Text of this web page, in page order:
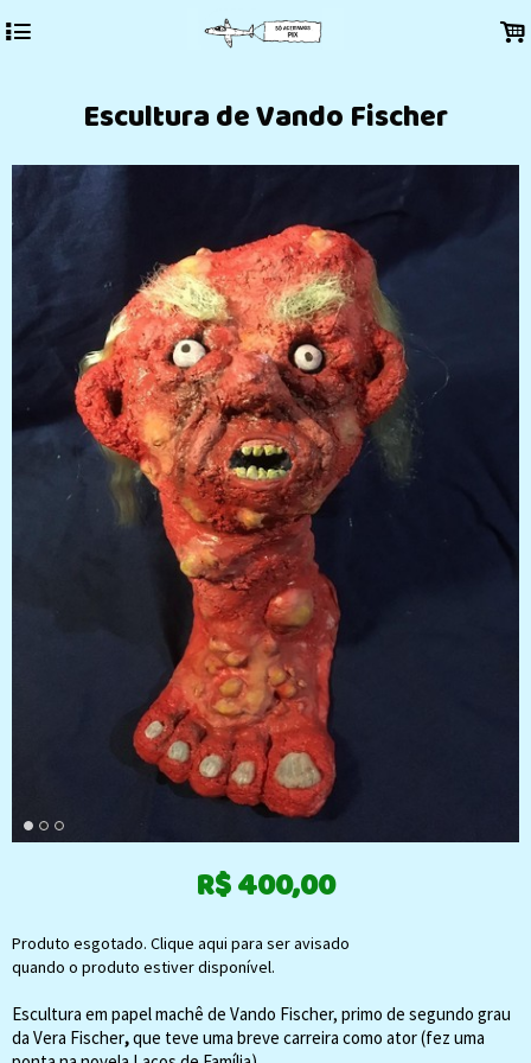
4 .
Escultura de Vando Fischer
R$400,00
Produto esgotado. Clique aqui para ser avisado
quando o produto estiver disponível.
Escultura em papel machê de Vando Fischer, primo de segundo grau
da Vera Fischer,que teve uma breve carreira como ator (fez uma